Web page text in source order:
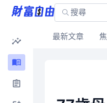
最新文章